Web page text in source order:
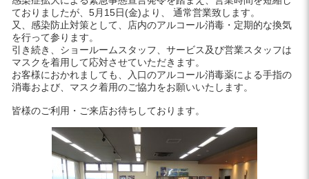
ておりましたが、5月15日(金)より、 通常営業致します。
又、感染防止対策として、店内のアルコール消毒・定期的な換気
を行って参ります。
引き続き、ショールームスタッフ、サービス及び営業スタッフは
マスクを着用して応対させていただきます。
お客様におかれましても、入口のアルコール消毒薬による手指の
消毒および、マスク着用のご協力をお願いいたします。
皆様のご利用・ご来店お待ちしております。